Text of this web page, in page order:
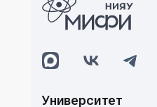
Университет